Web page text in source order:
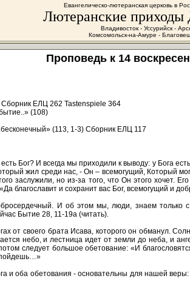
Евангелическо-лютеранская церковь в
Лютеранские приходы
Владивосток - Уссурийск -
Комсомольск-на-Амуре -
Проповедь к 14
ЕЛЦ 262 Tastenspiele 364
(108)
(113, 1-3) Сборник ЕЛЦ 117
Бог? И всегда мы приходили к выводу: у Бога
жил среди нас, - Он – всемогущий, Который
заслужили, но из-за того, что Он этого
благославит и сохранит вас Бог, всемогущий и
И об этом мы, люди, знаем только
Бытие 28, 11-19а (читать).
от своего брата Исава, которого он обманул.
небо, и лестница идет от земли до неба, и
следует большое обетование: «И
пойдешь…»
и оба обетования - основательны для нашей